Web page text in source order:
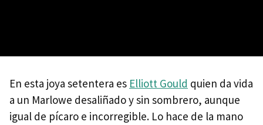
En esta joya setentera es Elliott Gould quien da vida
a un Marlowe desaliñado y sin sombrero, aunque
igual de pícaro e incorregible. Lo hace de la mano